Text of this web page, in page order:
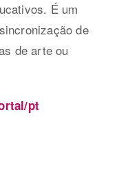
É um
de
de arte ou
pt